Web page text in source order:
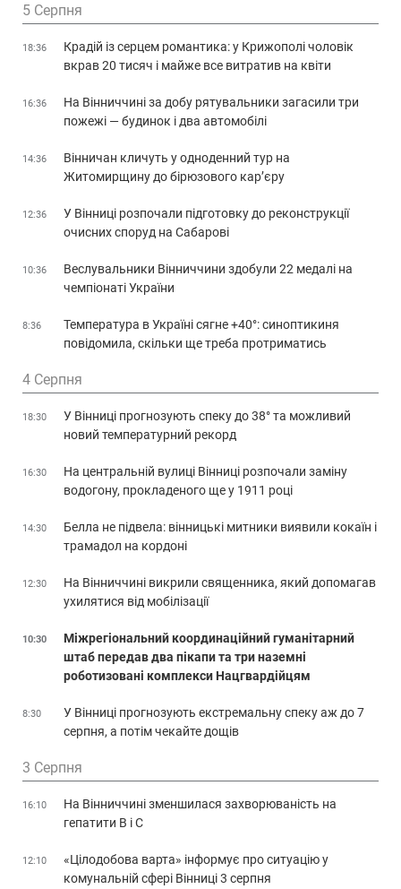
5 Серпня
18:36
Крадій із серцем романтика: у Крижополі чоловік
вкрав 20 тисяч і майже все витратив на квіти
16:36
На Вінниччині за добу рятувальники загасили три
пожежі — будинок і два автомобілі
14:36
Вінничан кличуть у одноденний тур на
Житомирщину до бірюзового кар’єру
12:36
У Вінниці розпочали підготовку до реконструкції
очисних споруд на Сабарові
10:36
Веслувальники Вінниччини здобули 22 медалі на
чемпіонаті України
8:36
Температура в Україні сягне +40°: синоптикиня
повідомила, скільки ще треба протриматись
4 Серпня
18:30
У Вінниці прогнозують спеку до 38° та можливий
новий температурний рекорд
16:30
На центральній вулиці Вінниці розпочали заміну
водогону, прокладеного ще у 1911 році
14:30
Белла не підвела: вінницькі митники виявили кокаїн і
трамадол на кордоні
12:30
На Вінниччині викрили священника, який допомагав
ухилятися від мобілізації
10:30
Міжрегіональний координаційний гуманітарний
штаб передав два пікапи та три наземні
роботизовані комплекси Нацгвардійцям
8:30
У Вінниці прогнозують екстремальну спеку аж до 7
серпня, а потім чекайте дощів
3 Серпня
16:10
На Вінниччині зменшилася захворюваність на
гепатити В і С
12:10
«Цілодобова варта» інформує про ситуацію у
комунальній сфері Вінниці 3 серпня